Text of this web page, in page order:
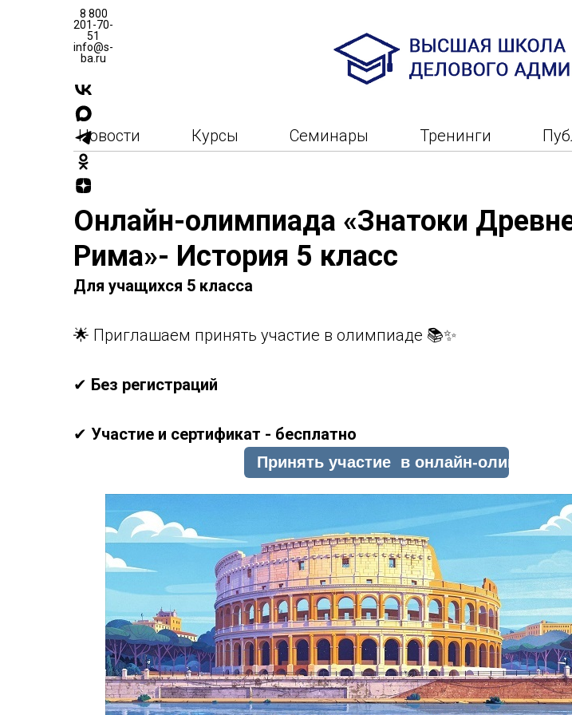
8 800
201-70-
51
info@s-
ba.ru
Новости Курсы Семинары Тренинги
Онлайн-олимпиада «Знатоки
Рима»- История 5 класс
Для учащихся 5 класса
🌟 Приглашаем принять участие в олимпиаде 📚✨
✔ Без регистраций
✔ Участие и сертификат - бесплатно